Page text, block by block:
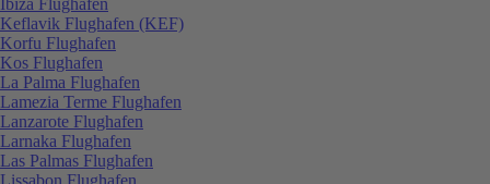
Keflavik Flughafen (KEF)
Korfu Flughafen
Kos Flughafen
La Palma Flughafen
Lamezia Terme Flughafen
Lanzarote Flughafen
Larnaka Flughafen
Las Palmas Flughafen
Lissabon Flughafen